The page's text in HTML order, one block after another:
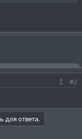
#2
для ответа.